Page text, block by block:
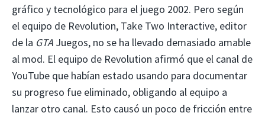
gráfico y tecnológico para el juego 2002. Pero según
el equipo de Revolution, Take Two Interactive, editor
de la GTA Juegos, no se ha llevado demasiado amable
al mod. El equipo de Revolution afirmó que el canal de
YouTube que habían estado usando para documentar
su progreso fue eliminado, obligando al equipo a
lanzar otro canal. Esto causó un poco de fricción entre